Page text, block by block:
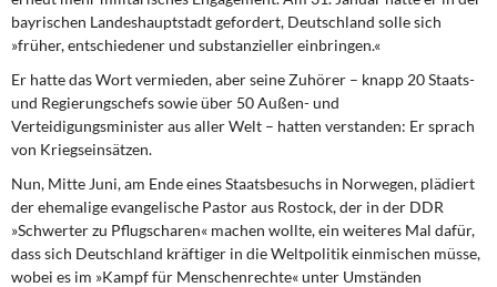
Steuer- und Finanzpolitik
Öffentliche Infrastruktur und Daseinsvorsorge
Eurokrise und Griechenland
DIE LINKE
Weitere Themen
Memo-Gruppe
bayrischen Landeshauptstadt gefordert, Deutschland solle sich
»früher, entschiedener und substanzieller einbringen.«
Er hatte das Wort vermieden,aber seine Zuhörer – knapp 20 Staats-
und Regierungschefs sowie über 50 Außen- und
Verteidigungsminister aus aller Welt – hatten verstanden: Er sprach
von Kriegseinsätzen.
Nun, Mitte Juni, am Ende eines Staatsbesuchs in Norwegen, plädiert
der ehemalige evangelische Pastor aus Rostock, der in der DDR
»Schwerter zu Pflugscharen« machen wollte, ein weiteres Mal dafür,
dass sich Deutschland kräftiger in die Weltpolitik einmischen müsse,
wobei es im »Kampf für Menschenrechte« unter Umständen